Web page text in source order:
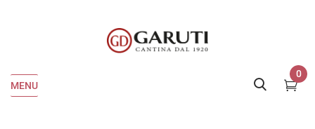
MENU
0